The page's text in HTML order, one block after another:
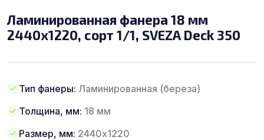
Ламинированная фанера 18 мм
2440х1220, сорт 1/1, SVEZA Deck 350
Тип фанеры: Ламинированная (береза)
Толщина, мм: 18 мм
Размер, мм: 2440х1220